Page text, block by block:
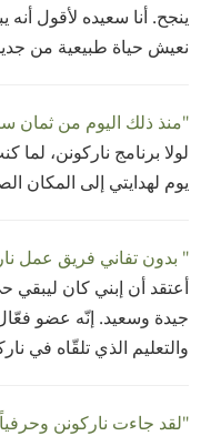
ينجح. أنا سعيده لأقول أنه
نعيش حياة طبيعية من
"منذ ذلك اليوم من ثمان
لولا برنامج ناركونن، لما
يوم لهدايتي إلى المكان
" بدون تفاني فريق عمل
أعتقد أن إبني كان ليبقي
جيدة وسعيد. إنّه عضو
والتعليم الذي تلقّاه في
"لقد جاءت ناركونن